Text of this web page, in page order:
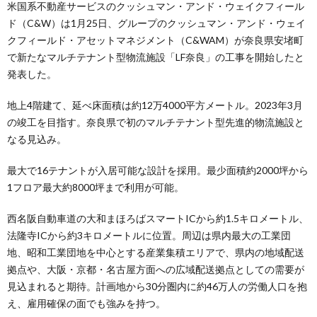
米国系不動産サービスのクッシュマン・アンド・ウェイクフィール
ド（C&W）は1月25日、グループのクッシュマン・アンド・ウェイ
クフィールド・アセットマネジメント（C&WAM）が奈良県安堵町
で新たなマルチテナント型物流施設「LF奈良」の工事を開始したと
発表した。
地上4階建て、延べ床面積は約12万4000平方メートル。2023年3月
の竣工を目指す。奈良県で初のマルチテナント型先進的物流施設と
なる見込み。
最大で16テナントが入居可能な設計を採用。最少面積約2000坪から
1フロア最大約8000坪まで利用が可能。
西名阪自動車道の大和まほろばスマートICから約1.5キロメートル、
法隆寺ICから約3キロメートルに位置。周辺は県内最⼤の⼯業団
地、昭和⼯業団地を中⼼とする産業集積エリアで、県内の地域配送
拠点や、大阪・京都・名古屋方面への広域配送拠点としての需要が
見込まれると期待。計画地から30分圏内に約46万人の労働人口を抱
え、雇用確保の面でも強みを持つ。